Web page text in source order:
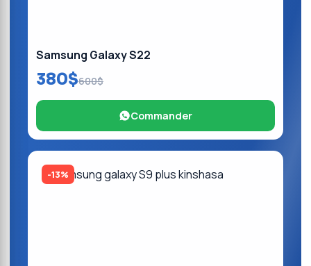
Samsung Galaxy S22
380$600$
Commander
-13%